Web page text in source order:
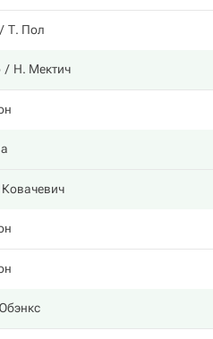
Т. Пол
Н. Мектич